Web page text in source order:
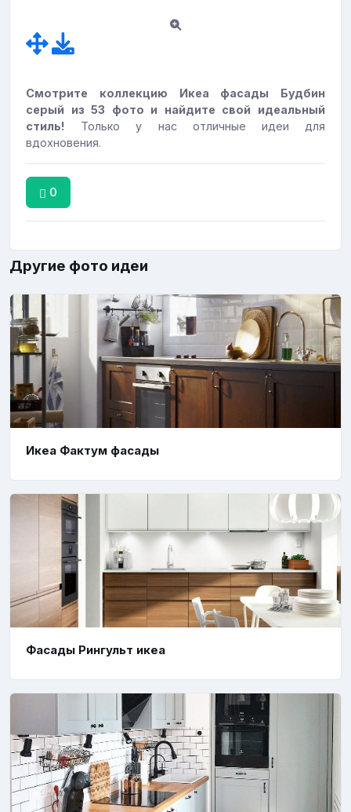
Смотрите коллекцию Икеа фасады Будбин
серый из 53 фото и найдите свой идеальный
стиль!
Только у нас отличные идеи для
вдохновения.
0
Другие фото идеи
Икеа Фактум фасады
Фасады Рингульт икеа